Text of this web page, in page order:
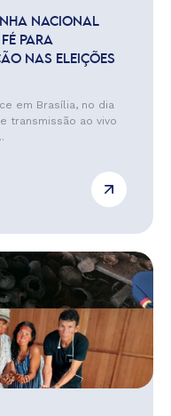
NACIONAL
PARA
NAS ELEIÇÕES
em Brasília, no dia
transmissão ao vivo